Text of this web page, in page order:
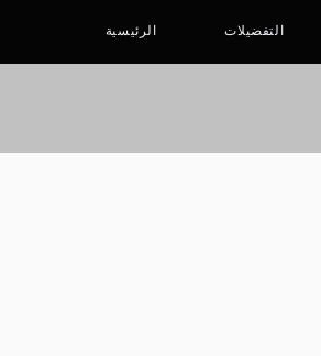
الرئيسية التفضيلات